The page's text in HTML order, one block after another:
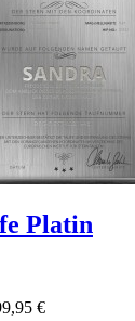
Platin
€